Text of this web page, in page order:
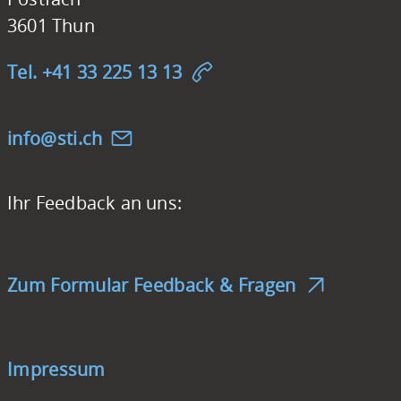
3601 Thun
Tel. +41 33 225 13 13
nf st ch
Ihr Feedback an uns:
Zum Formular Feedback & Fragen
Impressum